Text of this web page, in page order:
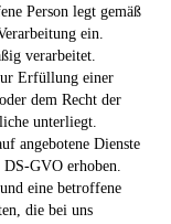
Person legt gemäß
ein.
verarbeitet.
Erfüllung einer
dem Recht der
unterliegt.
angebotene Dienste
GVO erhoben.
eine betroffene
die bei uns